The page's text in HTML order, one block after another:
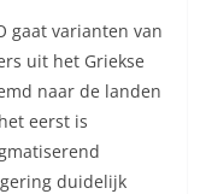
gaat varianten van
uit het Griekse
naar de landen
eerst is
duidelijk